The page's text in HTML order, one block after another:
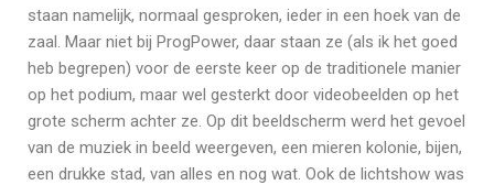
staan namelijk, normaal gesproken, ieder in een hoek van de
zaal. Maar niet bij ProgPower, daar staan ze (als ik het goed
heb begrepen) voor de eerste keer op de traditionele manier
op het podium, maar wel gesterkt door videobeelden op het
grote scherm achter ze. Op dit beeldscherm werd het gevoel
van de muziek in beeld weergeven, een mieren kolonie, bijen,
een drukke stad, van alles en nog wat. Ook de lichtshow was